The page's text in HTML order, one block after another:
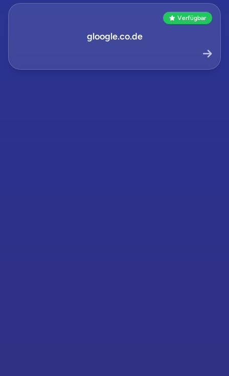
Verfügbar
gloogle.co.de